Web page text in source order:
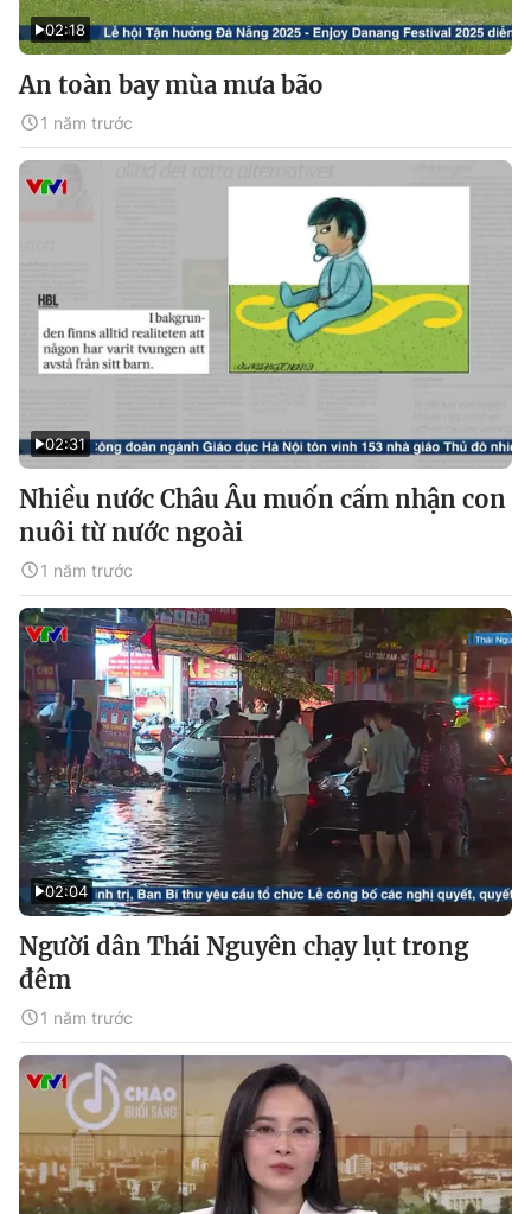
02:18
An toàn bay mùa mưa bão
1 năm trước
02:31
Nhiều nước Châu Âu muốn cấm nhận con
nuôi từ nước ngoài
1 năm trước
02:04
Người dân Thái Nguyên chạy lụt trong
đêm
1 năm trước